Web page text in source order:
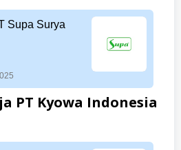
Supa Surya
PT Kyowa Indonesia